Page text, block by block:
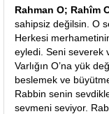
Rahman O; Rahîm
sahipsiz değilsin. O
Herkesi
eyledi. Seni severek
Varlığın O’na yük
beslemek ve
Rabbin senin
sevmeni seviyor.